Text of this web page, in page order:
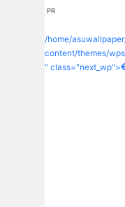
PR
/home/
content/themes/
" class="next_wp">